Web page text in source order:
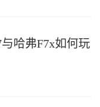
哈弗F7x如何玩